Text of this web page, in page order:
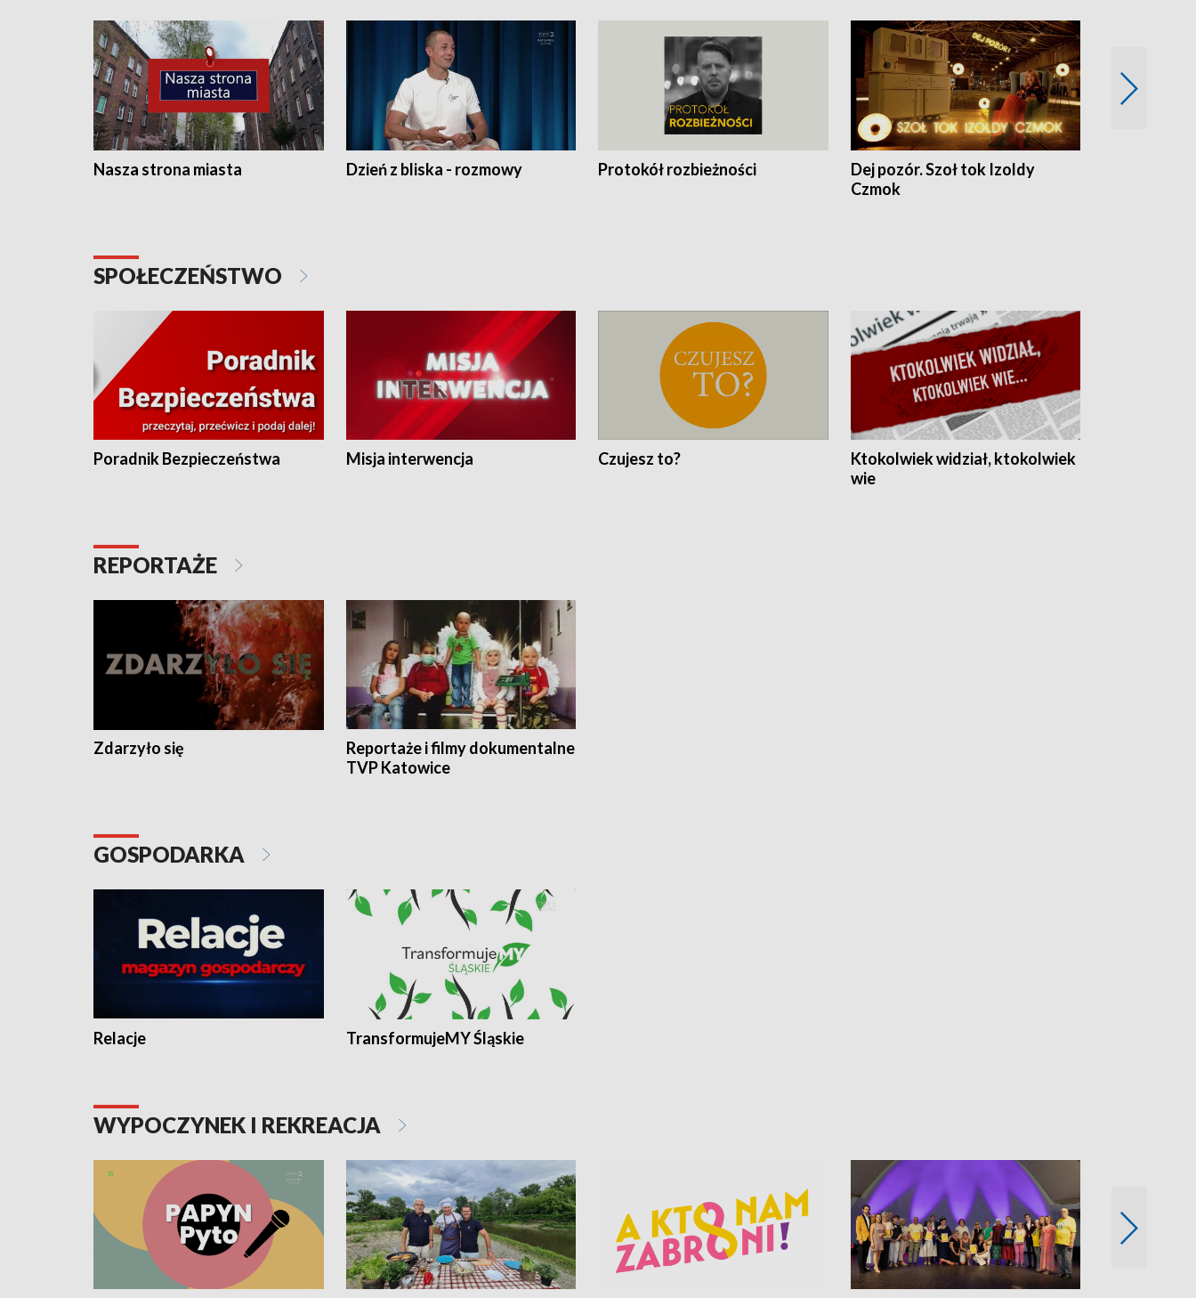
Nasza strona miasta Dzień z bliska - rozmowy Protokół rozbieżności
Dej pozór. Szoł tok Izoldy
Czmok
SPOŁECZEŃSTWO
Poradnik Bezpieczeństwa Misja interwencja Czujesz to?
Ktokolwiek widział, ktokolwiek
wie
REPORTAŻE
Zdarzyło się
Reportaże i filmy dokumentalne
TVP Katowice
GOSPODARKA
Relacje TransformujeMY Śląskie
WYPOCZYNEK I REKREACJA